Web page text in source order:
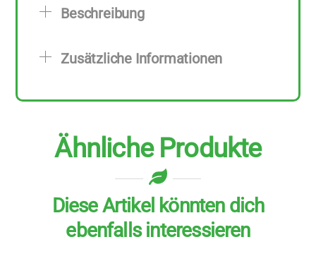
300
Menge
Beschreibung
Zusätzliche Informationen
Ähnliche Produkte
Diese Artikel könnten dich
ebenfalls interessieren